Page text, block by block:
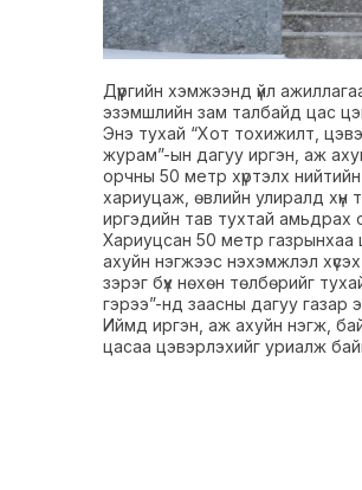
Дүүргийн хэмжээнд үйл
эзэмшлийн зам талбайд цас
Энэ тухай “Хот тохижилт,
журам”-ын дагуу иргэн, аж
орчны 50 метр хүртэлх
хариуцаж, өвлийн улиралд хүн
иргэдийн тав тухтай амьдрах
Хариуцсан 50 метр газрынхаа
ахуйн нэгжээс нэхэмжлэл
зэрэг бүх нөхөн төлбөрийг
гэрээ”-нд заасны дагуу газар
Иймд иргэн, аж ахуйн нэгж,
цасаа цэвэрлэхийг уриалж